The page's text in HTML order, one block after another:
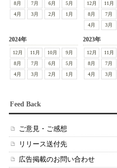
8月 7月 6月
5月
4月
3月 2月 1月
12月 11月
8月
7月
4月
3月
2024年
12月 11月 10月
9月
8月
7月 6月
5月
4月
3月 2月 1月
2023年
12月 11月
8月
7月
4月
3月
Feed Back
ご意見・ご感想
リリース送付先
広告掲載のお問い合わせ